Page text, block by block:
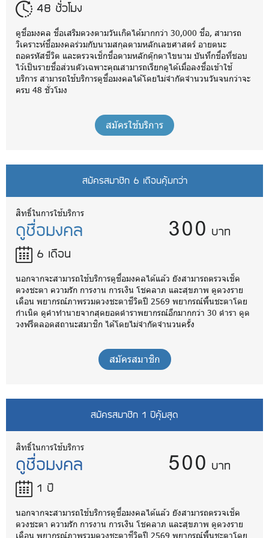
48 ชั่วโมง
ดูชื่อมงคล ชื่อเสริมดวงตามวันเกิดได้มากกว่า 30,000 ชื่อ, สามารถ
วิเคราะห์ชื่อมงคลร่วมกับนามสกุลตามหลักเลขศาสตร์ อายตนะ
ถอดรหัสชีวิต และตรวจเช็กชื่อตามหลักตุ๊กตาไขนาม บันทึกชื่อที่ชอบ
ไว้เป็นรายชื่อส่วนตัวเฉพาะคุณสามารถเรียกดูได้เมื่อลงชื่อเข้าใช้
บริการ สามารถใช้บริการดูชื่อมงคลได้โดยไม่จำกัดจำนวนวันจนกว่าจะ
ครบ 48 ชั่วโมง
สมัครใช้บริการ
สมัครสมาชิก 6 เดือนคุ้มกว่า
สิทธิ์ในการใช้บริการ
ดูชื่อมงคล
6 เดือน
300 บาท
นอกจากจะสามารถใช้บริการดูชื่อมงคลได้แล้ว ยังสามารถตรวจเช็ค
ดวงชะตา ความรัก การงาน การเงิน โชคลาภ และสุขภาพ ดูดวงราย
เดือน พยากรณ์ภาพรวมดวงชะตาชีวิตปี 2569 พยากรณ์พื้นชะตาโดย
กำเนิด ดูคำทำนายจากสุดยอดตำราพยากรณ์อีกมากกว่า 30 ตำรา ดูด
วงฟรีตลอดสถานะสมาชิก ได้โดยไม่จำกัดจำนวนครั้ง
สมัครสมาชิก
สมัครสมาชิก 1 ปีคุ้มสุด
สิทธิ์ในการใช้บริการ
ดูชื่อมงคล
1 ปี
500 บาท
นอกจากจะสามารถใช้บริการดูชื่อมงคลได้แล้ว ยังสามารถตรวจเช็ค
ดวงชะตา ความรัก การงาน การเงิน โชคลาภ และสุขภาพ ดูดวงราย
เดือน พยากรณ์ภาพรวมดวงชะตาชีวิตปี 2569 พยากรณ์พื้นชะตาโดย